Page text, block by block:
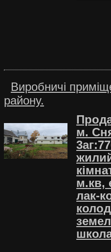
Виробничі
району.
м.
м.кв,
лак-